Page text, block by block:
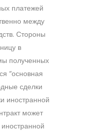
платежей
между
Стороны
в
полученных
“основная
сделки
иностранной
может